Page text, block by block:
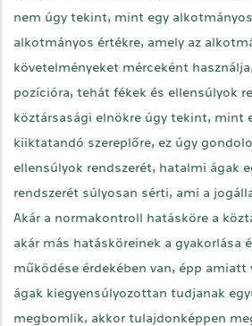
nem úgy tekint, mint egy
alkotmányos értékre, amely az
követelményeket mérceként
pozícióra, tehát fékek és ellensúlyok
köztársasági elnökre úgy tekint, mint
kiiktatandó szereplőre, ez úgy
ellensúlyok rendszerét, hatalmi ágak
rendszerét súlyosan sérti, ami a
Akár a normakontroll hatásköre a
akár más hatásköreinek a gyakorlása
működése érdekében van, épp amiatt
ágak kiegyensúlyozottan tudjanak
megbomlik, akkor tulajdonképpen